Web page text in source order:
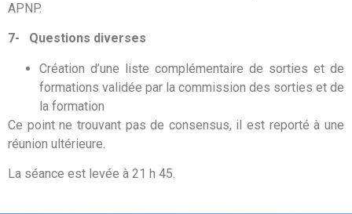
APNP.
7- Questions diverses
Création d’une liste complémentaire de sorties et de
formations validée par la commission des sorties et de
la formation
Ce point ne trouvant pas de consensus, il est reporté à une
réunion ultérieure.
La séance est levée à 21 h 45.